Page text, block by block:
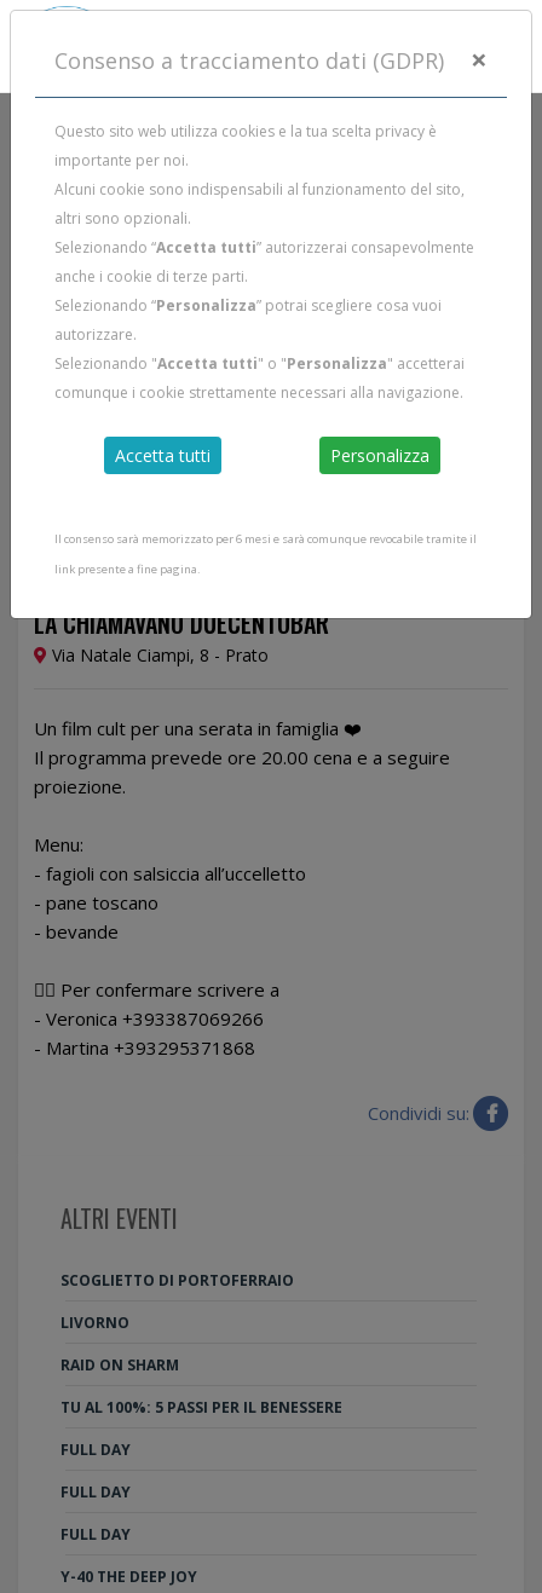
LA CHIAMAVANO DUECENTOBAR
Via Natale Ciampi, 8 - Prato
Un film cult per una serata in famiglia ❤️
Il programma prevede ore 20.00 cena e a seguire
proiezione.
Menu:
- fagioli con salsiccia all’uccelletto
- pane toscano
- bevande
👉🏻 Per confermare scrivere a
- Veronica +393387069266
- Martina +393295371868
Condividi su:
ALTRI EVENTI
SCOGLIETTO DI PORTOFERRAIO
LIVORNO
RAID ON SHARM
TU AL 100%: 5 PASSI PER IL BENESSERE
FULL DAY
FULL DAY
FULL DAY
Y-40 THE DEEP JOY
Consenso a tracciamento dati (GDPR) ×
Questo sito web utilizza cookies e la tua scelta privacy è
importante per noi.
Alcuni cookie sono indispensabili al funzionamento del sito,
altri sono opzionali.
Selezionando “Accetta tutti” autorizzerai consapevolmente
anche i cookie di terze parti.
Selezionando “Personalizza” potrai scegliere cosa vuoi
autorizzare.
Selezionando "Accetta tutti" o "Personalizza" accetterai
comunque i cookie strettamente necessari alla navigazione.
Accetta tutti Personalizza
Il consenso sarà memorizzato per 6 mesi e sarà comunque revocabile tramite il
link presente a fine pagina.